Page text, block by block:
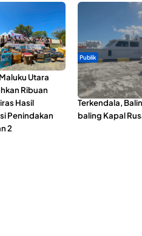
Utara
Ribuan
Hasil
Penindakan
2
Publik
Pelayaran
Dodola Express
Terkendala,
baling Kapal